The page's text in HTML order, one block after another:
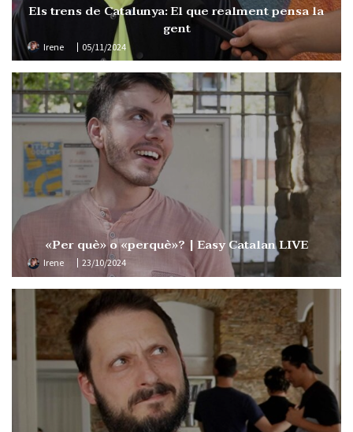
Els trens de Catalunya: El que realment pensa la
gent
Irene 05/11/2024
«Per què» o «perquè»? | Easy Catalan LIVE
Irene 23/10/2024